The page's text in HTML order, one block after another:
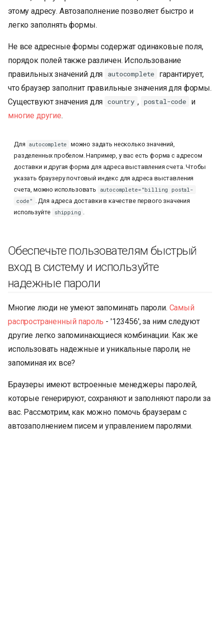
этому адресу. Автозаполнение позволяет быстро и
легко заполнять формы.
Не все адресные формы содержат одинаковые поля,
порядок полей также различен. Использование
правильных значений для
autocomplete
гарантирует,
что браузер заполнит правильные значения для формы.
Существуют значения для country , postal-code
и
многие другие.
Для autocomplete
можно задать несколько значений,
разделенных пробелом. Например, у вас есть форма с адресом
доставки и другая форма для адреса выставления счета. Чтобы
указать браузеру почтовый индекс для адреса выставления
счета, можно использовать
autocomplete="billing postal-
code" . Для адреса доставки в качестве первого значения
используйте
shipping .
Обеспечьте пользователям быстрый
вход в систему и используйте
надежные пароли
Многие люди не умеют запоминать пароли. Самый
распространенный пароль - '123456', за ним следуют
другие легко запоминающиеся комбинации. Как же
использовать надежные и уникальные пароли, не
запоминая их все?
Браузеры имеют встроенные менеджеры паролей,
которые генерируют, сохраняют и заполняют пароли за
вас. Рассмотрим, как можно помочь браузерам с
автозаполнением писем и управлением паролями.